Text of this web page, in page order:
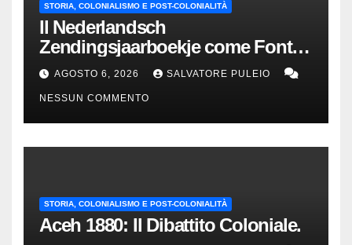
STORIA, COLONIALISMO E POST-COLONIALITÀ
Il Nederlandsch
Zendingsjaarboekje come Fonte
Storica delle Indie Orientali
Olandesi
AGOSTO 6, 2026 SALVATORE PULEIO
NESSUN COMMENTO
STORIA, COLONIALISMO E POST-COLONIALITÀ
Aceh 1880: Il Dibattito Coloniale.